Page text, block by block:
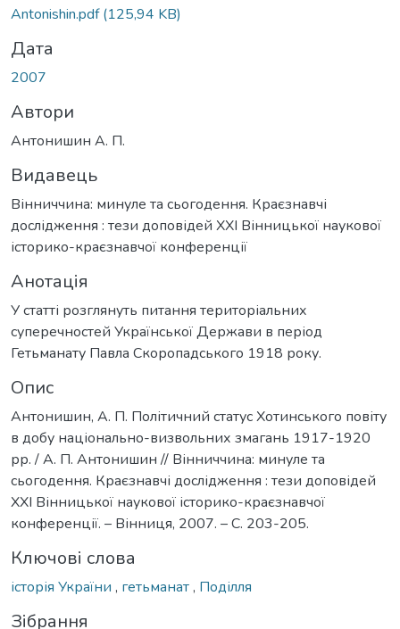
Antonishin.pdf(125,94 KB)
Дата
2007
Автори
Антонишин А. П.
Видавець
Вінниччина: минуле та сьогодення. Краєзнавчі
дослідження : тези доповідей ХХІ Вінницької наукової
історико-краєзнавчої конференції
Анотація
У статті розглянуть питання територіальних
суперечностей Української Держави в період
Гетьманату Павла Скоропадського 1918 року.
Опис
Антонишин, А. П. Політичний статус Хотинського повіту
в добу національно-визвольних змагань 1917-1920
рр. / А. П. Антонишин // Вінниччина: минуле та
сьогодення. Краєзнавчі дослідження : тези доповідей
ХХІ Вінницької наукової історико-краєзнавчої
конференції. – Вінниця, 2007. – С. 203-205.
Ключові слова
історія України , гетьманат, Поділля
Зібрання